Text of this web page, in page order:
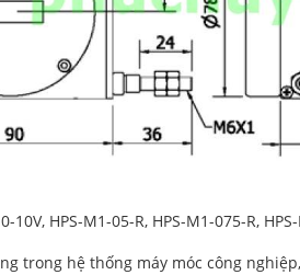
10V, HPS-M1-05-R, HPS-M1-075-R,
trong hệ thống máy móc công